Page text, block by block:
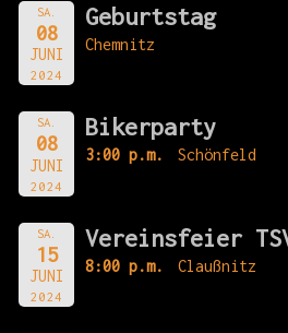
SA.
08
JUNI
2024
Geburtstag
Chemnitz
SA.
08
JUNI
2024
Bikerparty
3:00 p.m. Schönfeld
SA.
15
JUNI
2024
Vereinsfeier
8:00 p.m. Claußnitz